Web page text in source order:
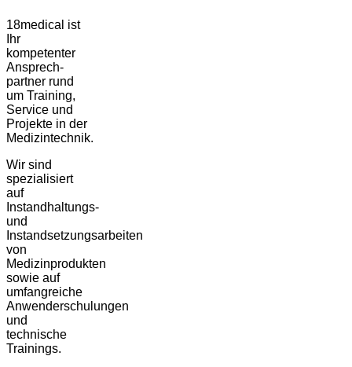
18medical ist
Ihr
kompetenter
Ansprech-
partner rund
um Training,
Service und
Projekte in der
Medizintechnik.
Wir sind
spezialisiert
auf
Instandhaltungs-
und
Instandsetzungsarbeiten
von
Medizinprodukten
sowie auf
umfangreiche
Anwenderschulungen
und
technische
Trainings.